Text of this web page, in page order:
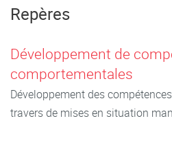
Repères
Développement de
comportementales
Développement des
travers de mises en situation